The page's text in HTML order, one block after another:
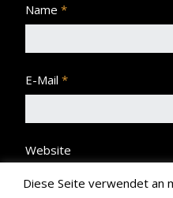
Name *
E-Mail *
Website
Diese Seite verwendet an